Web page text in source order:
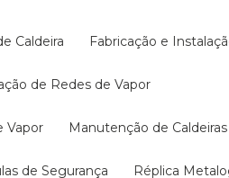
Caldeira Fabricação e
de Redes de Vapor
Vapor Manutenção de Caldeiras
de Segurança Réplica